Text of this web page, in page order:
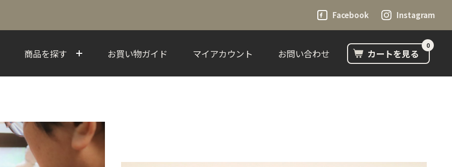
Facebook Instagram
商品を探す お買い物ガイド マイアカウント お問い合わせ カートを見る
0